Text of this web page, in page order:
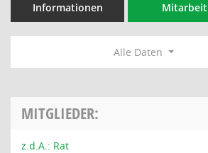
Informationen Mitarbeit
Alle Daten
MITGLIEDER:
z.d.A.: Rat